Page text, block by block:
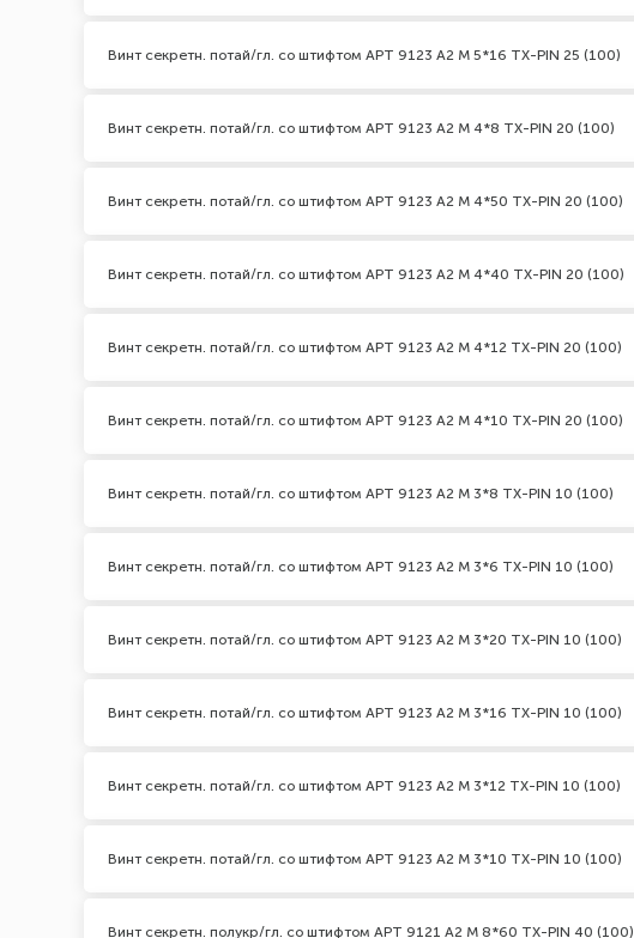
Винт секретн. потай/гл. со штифтом АРТ 9123 А2 M 5*16 TX-PIN 25 (100)
Винт секретн. потай/гл. со штифтом АРТ 9123 А2 M 4*8 TX-PIN 20 (100)
Винт секретн. потай/гл. со штифтом АРТ 9123 А2 M 4*50 TX-PIN 20 (100)
Винт секретн. потай/гл. со штифтом АРТ 9123 А2 M 4*40 TX-PIN 20 (100)
Винт секретн. потай/гл. со штифтом АРТ 9123 А2 M 4*12 TX-PIN 20 (100)
Винт секретн. потай/гл. со штифтом АРТ 9123 А2 M 4*10 TX-PIN 20 (100)
Винт секретн. потай/гл. со штифтом АРТ 9123 А2 M 3*8 TX-PIN 10 (100)
Винт секретн. потай/гл. со штифтом АРТ 9123 А2 M 3*6 TX-PIN 10 (100)
Винт секретн. потай/гл. со штифтом АРТ 9123 А2 M 3*20 TX-PIN 10 (100)
Винт секретн. потай/гл. со штифтом АРТ 9123 А2 M 3*16 TX-PIN 10 (100)
Винт секретн. потай/гл. со штифтом АРТ 9123 А2 M 3*12 TX-PIN 10 (100)
Винт секретн. потай/гл. со штифтом АРТ 9123 А2 M 3*10 TX-PIN 10 (100)
Винт секретн. полукр/гл. со штифтом АРТ 9121 А2 M 8*60 TX-PIN 40 (100)